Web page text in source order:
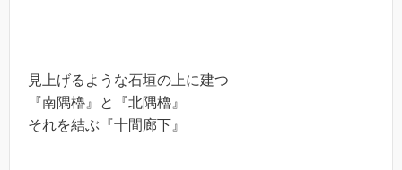
見上げるような石垣の上に建つ
『南隅櫓』と『北隅櫓』
それを結ぶ『十間廊下』